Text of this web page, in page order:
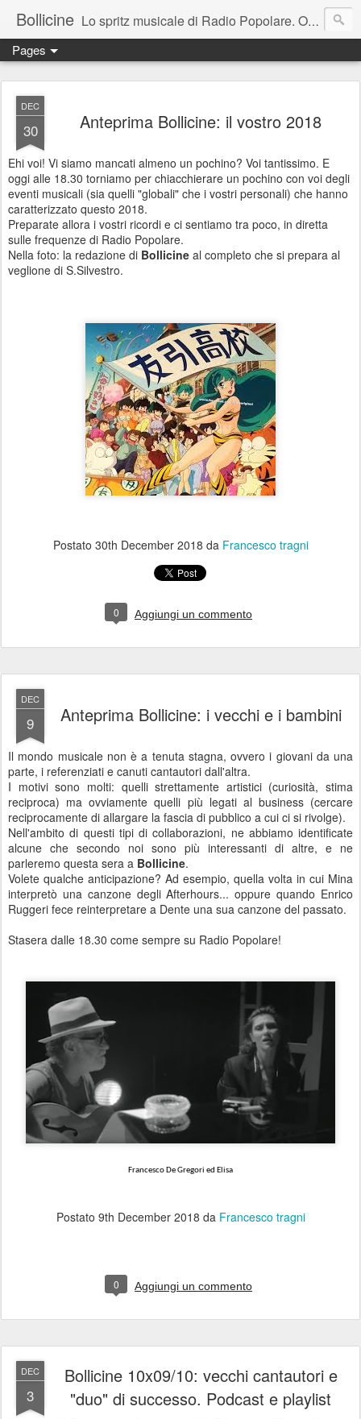
Bollicine Lo spritz musicale di Radio Popolare. Ogni domenica dalle 16.30 alle 17.30
Pages
DEC
30 Anteprima Bollicine: il vostro 2018
Ehi voi! Vi siamo mancati almeno un pochino? Voi tantissimo. E
oggi alle 18.30 torniamo per chiacchierare un pochino con voi degli
eventi musicali (sia quelli "globali" che i vostri personali) che hanno
caratterizzato questo 2018.
Preparate allora i vostri ricordi e ci sentiamo tra poco, in diretta
sulle frequenze di Radio Popolare.
Nella foto: la redazione di Bollicine al completo che si prepara al
veglione di S.Silvestro.
Postato 30th December 2018 da Francesco tragni
0 Aggiungi un commento
DEC
9 Anteprima Bollicine: i vecchi e i bambini
Il mondo musicale non è a tenuta stagna, ovvero i giovani da una
parte, i referenziati e canuti cantautori dall'altra.
I motivi sono molti: quelli strettamente artistici (curiosità, stima
reciproca) ma ovviamente quelli più legati al business (cercare
reciprocamente di allargare la fascia di pubblico a cui ci si rivolge).
Nell'ambito di questi tipi di collaborazioni, ne abbiamo identificate
alcune che secondo noi sono più interessanti di altre, e ne
parleremo questa sera a Bollicine.
Volete qualche anticipazione? Ad esempio, quella volta in cui Mina
interpretò una canzone degli Afterhours... oppure quando Enrico
Ruggeri fece reinterpretare a Dente una sua canzone del passato.
Stasera dalle 18.30 come sempre su Radio Popolare!
Francesco De Gregori ed Elisa
Postato 9th December 2018 da Francesco tragni
0 Aggiungi un commento
DEC
3
Bollicine 10x09/10: vecchi cantautori e
"duo" di successo. Podcast e playlist